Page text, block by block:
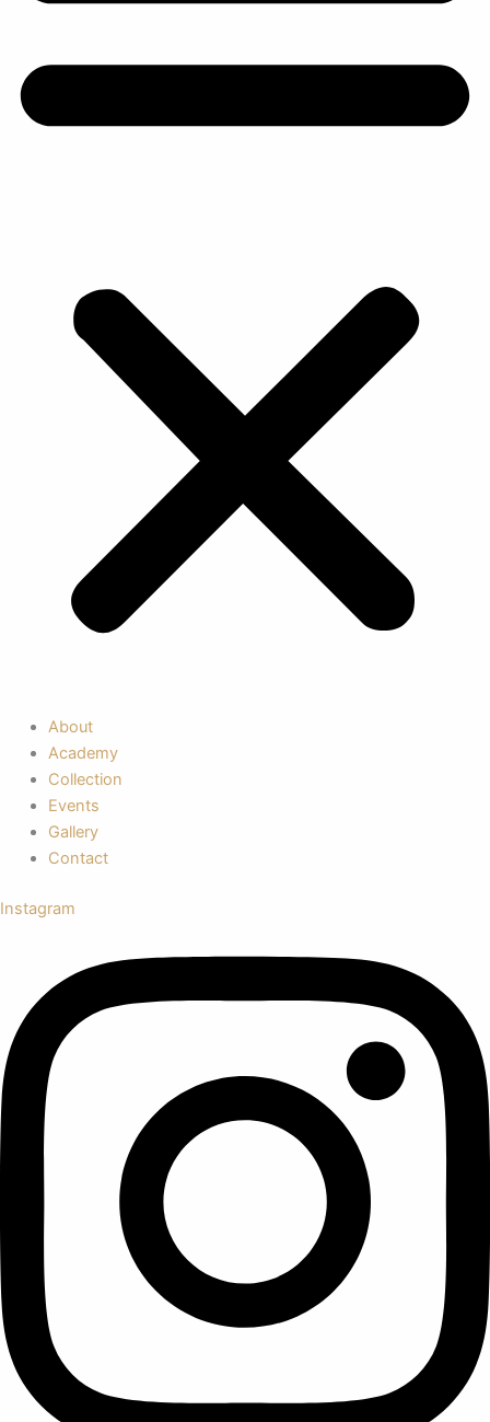
About
Academy
Collection
Events
Gallery
Contact
Instagram